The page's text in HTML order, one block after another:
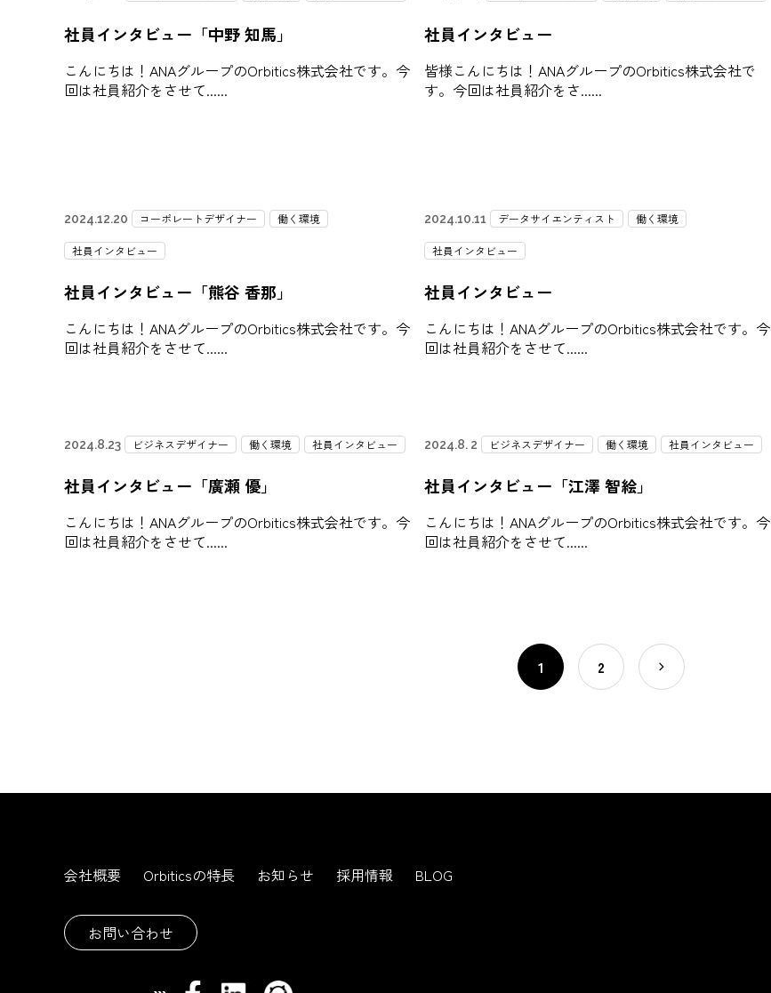
社員インタビュー「中野 知馬」
こんにちは！ANAグループのOrbitics株式会社です。今
回は社員紹介をさせて...
社員インタビュー
皆様こんにちは！ANAグループのOrbitics株式会社で
す。今回は社員紹介をさ...
2024.12.20 コーポレートデザイナー 働く環境
社員インタビュー
社員インタビュー「熊谷 香那」
こんにちは！ANAグループのOrbitics株式会社です。今
回は社員紹介をさせて...
2024.10.11 データサイエンティスト 働く環境
社員インタビュー
社員インタビュー
こんにちは！ANAグループのOrbitics株式会社です。今
回は社員紹介をさせて...
2024.8.23 ビジネスデザイナー 働く環境 社員インタビュー
社員インタビュー「廣瀬 優」
こんにちは！ANAグループのOrbitics株式会社です。今
回は社員紹介をさせて...
2024.8. 2 ビジネスデザイナー 働く環境 社員インタビュー
社員インタビュー「江澤 智絵」
こんにちは！ANAグループのOrbitics株式会社です。今
回は社員紹介をさせて...
1 2
会社概要 Orbiticsの特長 お知らせ 採用情報 BLOG
お問い合わせ